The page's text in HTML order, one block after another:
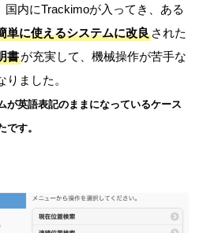
内にTrackimoが入ってき、ある
単に使えるシステムに改良された
書が充実して、機械操作が苦手な
ました。
が英語表記のままになっているケース
です。